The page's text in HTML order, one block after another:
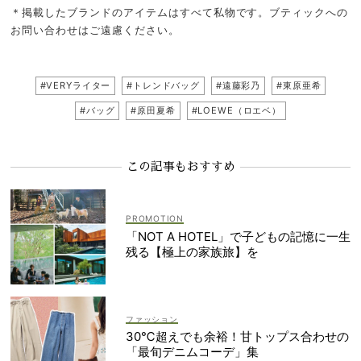
＊掲載したブランドのアイテムはすべて私物です。ブティックへの
お問い合わせはご遠慮ください。
#VERYライター #トレンドバッグ #遠藤彩乃 #東原亜希
#バッグ #原田夏希 #LOEWE（ロエベ）
この記事もおすすめ
「NOT A HOTEL」で子どもの記憶に一生
残る【極上の家族旅】を
ファッション
30℃超えでも余裕！甘トップス合わせの
「最旬デニムコーデ」集